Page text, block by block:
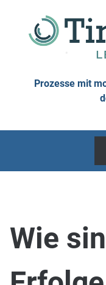
content
Prozesse mit
Wie